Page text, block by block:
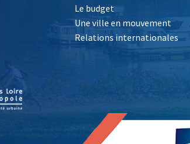
Le budget
Une ville en mouvement
Relations internationales
, Ouvre une nouvelle fenêtre